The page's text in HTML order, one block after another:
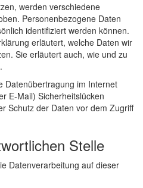
werden verschiedene
Personenbezogene Daten
identifiziert werden können.
erläutert, welche Daten wir
Sie erläutert auch, wie und zu
Datenübertragung im Internet
E-Mail) Sicherheitslücken
Schutz der Daten vor dem Zugriff
Stelle
Datenverarbeitung auf dieser